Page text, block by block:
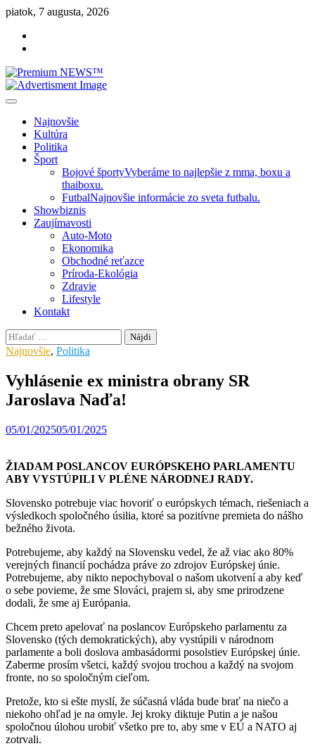
Skip
content
piatok, 7 augusta, 2026
Najnovšie
Kultúra
Politika
Šport
Bojové športyVyberáme to najlepšie z mma, boxu a
thaiboxu.
FutbalNajnovšie informácie zo sveta futbalu.
Showbiznis
Zaujímavosti
Auto-Moto
Ekonomika
Obchodné reťazce
Príroda-Ekológia
Zdravie
Lifestyle
Kontakt
Hľadať:
Najnovšie, Politika
Vyhlásenie ex ministra obrany SR
Jaroslava Naďa!
05/01/202505/01/2025
ŽIADAM POSLANCOV EURÓPSKEHO PARLAMENTU
ABY VYSTÚPILI V PLÉNE NÁRODNEJ RADY.
Slovensko potrebuje viac hovoriť o európskych témach, riešeniach a
výsledkoch spoločného úsilia, ktoré sa pozitívne premieta do nášho
bežného života.
Potrebujeme, aby každý na Slovensku vedel, že až viac ako 80%
verejných financií pochádza práve zo zdrojov Európskej únie.
Potrebujeme, aby nikto nepochyboval o našom ukotvení a aby keď
o sebe povieme, že sme Slováci, prajem si, aby sme prirodzene
dodali, že sme aj Európania.
Chcem preto apelovať na poslancov Európskeho parlamentu za
Slovensko (tých demokratických), aby vystúpili v národnom
parlamente a boli doslova ambasádormi posolstiev Európskej únie.
Zaberme prosím všetci, každý svojou trochou a každý na svojom
fronte, no so spoločným cieľom.
Pretože, kto si ešte myslí, že súčasná vláda bude brať na niečo a
niekoho ohľad je na omyle. Jej kroky diktuje Putin a je našou
spoločnou úlohou urobiť všetko pre to, aby sme v EÚ a NATO aj
zotrvali.